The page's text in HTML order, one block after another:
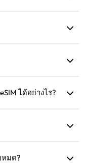
บผู้ให้บริการในพื้นที่
ได้อย่างไร?
มูล'
ด้เพียงครั้งเดียว หาก
หมด?